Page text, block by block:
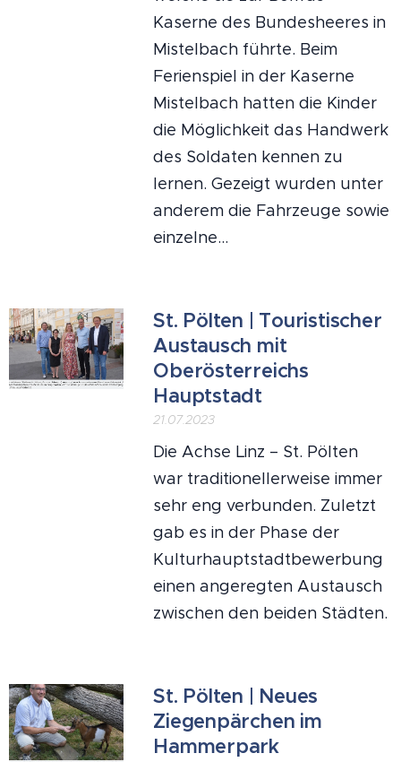
Kaserne des Bundesheeres in
Mistelbach führte. Beim
Ferienspiel in der Kaserne
Mistelbach hatten die Kinder
die Möglichkeit das Handwerk
des Soldaten kennen zu
lernen. Gezeigt wurden unter
anderem die Fahrzeuge sowie
einzelne...
St. Pölten | Touristischer
Austausch mit
Oberösterreichs
Hauptstadt
21.07.2023
Die Achse Linz – St. Pölten
war traditionellerweise immer
sehr eng verbunden. Zuletzt
gab es in der Phase der
Kulturhauptstadtbewerbung
einen angeregten Austausch
zwischen den beiden Städten.
St. Pölten | Neues
Ziegenpärchen im
Hammerpark